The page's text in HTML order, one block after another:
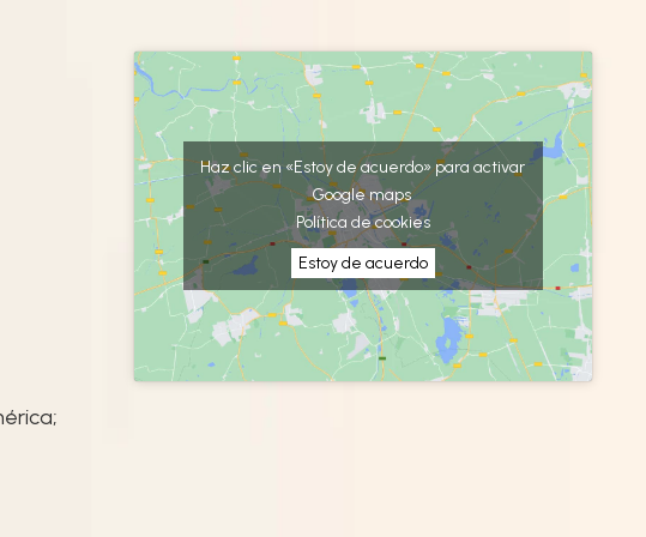
Haz clic en «Estoy de acuerdo» para activar
Google maps
Política de cookies
Estoy de acuerdo